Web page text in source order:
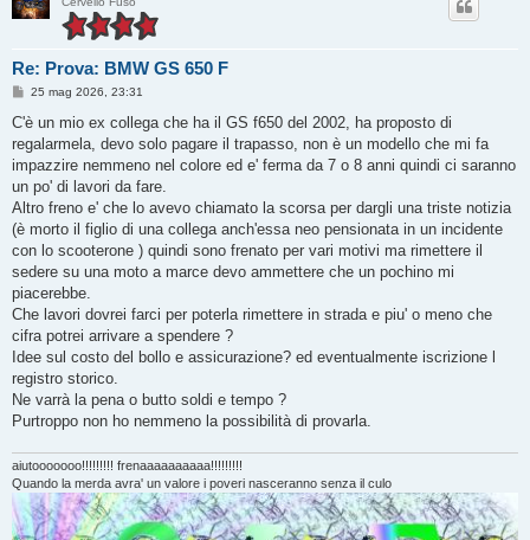
Re: Prova: BMW GS 650 F
M
s
a
g
g
i
o
25 mag 2026, 23:31
C'è un mio ex collega che ha il GS f650 del 2002, ha proposto di
regalarmela, devo solo pagare il trapasso, non è un modello che mi fa
impazzire nemmeno nel colore ed e' ferma da 7 o 8 anni quindi ci saranno
un po' di lavori da fare.
Altro freno e' che lo avevo chiamato la scorsa per dargli una triste notizia
(è morto il figlio di una collega anch'essa neo pensionata in un incidente
con lo scooterone ) quindi sono frenato per vari motivi ma rimettere il
sedere su una moto a marce devo ammettere che un pochino mi
piacerebbe.
Che lavori dovrei farci per poterla rimettere in strada e piu' o meno che
cifra potrei arrivare a spendere ?
Idee sul costo del bollo e assicurazione? ed eventualmente iscrizione l
registro storico.
Ne varrà la pena o butto soldi e tempo ?
Purtroppo non ho nemmeno la possibilità di provarla.
aiutooooooo!!!!!!!!! frenaaaaaaaaaa!!!!!!!!!
Quando la merda avra' un valore i poveri nasceranno senza il culo